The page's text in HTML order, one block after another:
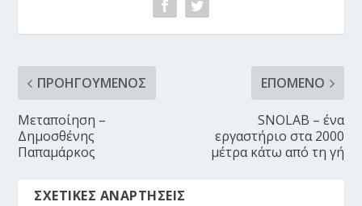
ΠΡΟΗΓΟΎΜΕΝΟΣ
Μεταποίηση –
Δημοσθένης
Παπαμάρκος
ΕΠΌΜΕΝΟ
SNOLAB – ένα
εργαστήριο στα 2000
μέτρα κάτω από τη γή
ΣΧΕΤΙΚΈΣ ΑΝΑΡΤΉΣΕΙΣ